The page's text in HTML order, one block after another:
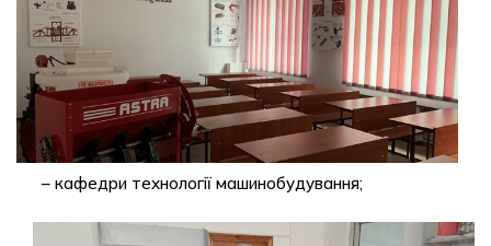
– кафедри технології машинобудування;